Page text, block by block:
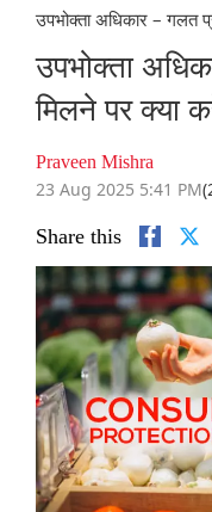
उपभोक्ता अधिकार – गलत
उपभोक्ता
मिलने पर क्या
Praveen Mishra
23 Aug 2025 5:41 PM
Share this